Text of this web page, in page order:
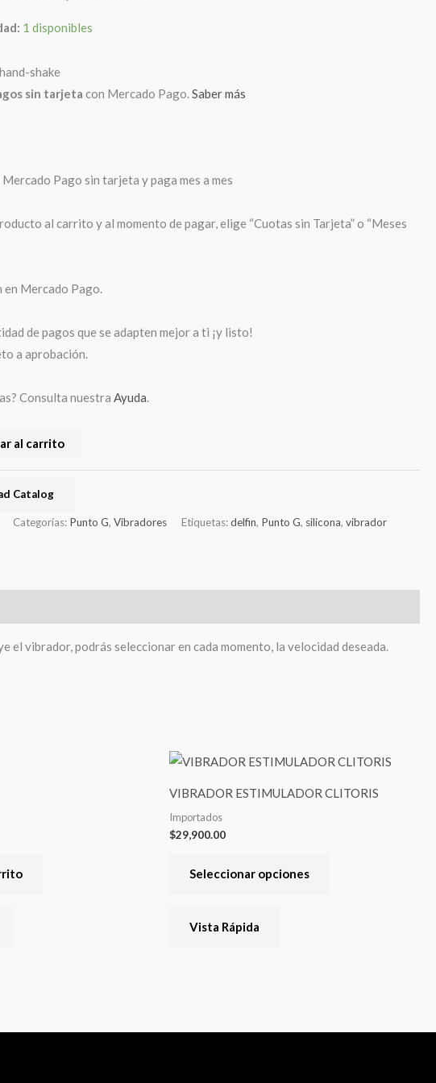
1 disponibles
sin tarjeta con Mercado Pago. Saber más
Pago sin tarjeta y paga mes a mes
al carrito y al momento de pagar, elige “Cuotas sin Tarjeta” o “Meses
en Mercado Pago.
de pagos que se adapten mejor a ti ¡y listo!
a aprobación.
Consulta nuestraAyuda.
al carrito
Catalog
Categorías: Punto G,Vibradores Etiquetas:delfin, Punto G, silicona,vibrador
vibrador, podrás seleccionar en cada momento, la velocidad deseada.
VIBRADOR ESTIMULADOR CLITORIS
Importados
$29,900.00
Seleccionar opciones
Este
Vista Rápida